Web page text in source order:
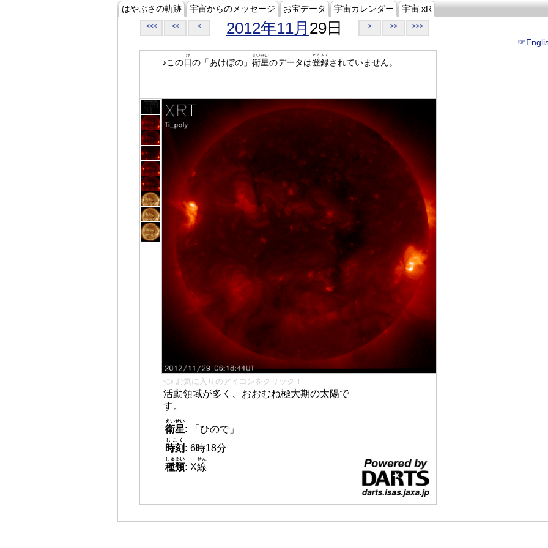
はやぶさの軌跡 宇宙からのメッセージ お宝データ 宇宙カレンダー 宇宙 xR
<<< << < 2012年11月 29日 > >> >>>
♪この日
ひ
の「あけぼの」 衛星
えいせい
のデータは登録
とうろく
されていません。
👈 お気に入りのアイコンをクリック！
活動領域が多く、おおむね極大期の太陽で
す。
衛星
えいせい
:
「ひので」
時刻
じこく
: 6時18分
種類
しゅるい
: X線
せん